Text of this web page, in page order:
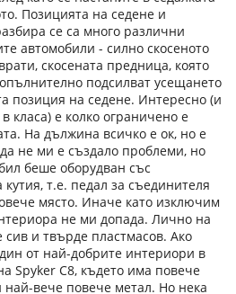
Позицията на седене и
се са много различни
автомобили - силно скосеното
скосената предница, която
подсилват усещането
позиция на седене. Интересно (и
класа) е колко ограничено е
На дължина всичко е ок, но е
не ми е създало проблеми, но
беше оборудван със
т.е. педал за съединителя
място. Иначе като изключим
не ми допада. Лично на
и твърде пластмасов. Ако
от най-добрите интериори в
Spyker C8, където има повече
най-вече повече метал. Но нека